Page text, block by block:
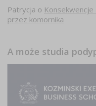
Patrycja o
przez komornika
A może studia